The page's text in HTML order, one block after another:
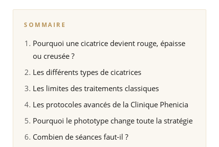
SOMMAIRE
Pourquoi une cicatrice devient rouge, épaisse
ou creusée ?
Les différents types de cicatrices
Les limites des traitements classiques
Les protocoles avancés de la Clinique Phenicia
Pourquoi le phototype change toute la stratégie
Combien de séances faut-il ?